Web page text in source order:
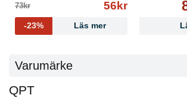
73kr 56kr
-23% Läs mer
Varumärke
QPT